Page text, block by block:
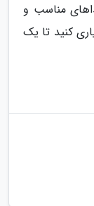
مناسب و
کنید تا یک